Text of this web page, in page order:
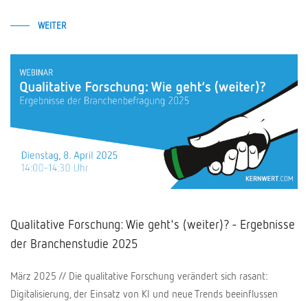
WEITER
Qualitative Forschung: Wie geht's (weiter)? - Ergebnisse
der Branchenstudie 2025
März 2025 // Die qualitative Forschung verändert sich rasant:
Digitalisierung, der Einsatz von KI und neue Trends beeinflussen